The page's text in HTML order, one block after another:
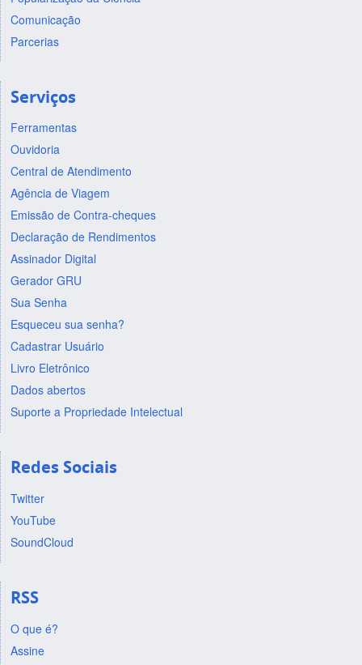
Comunicação
Parcerias
Serviços
Ferramentas
Ouvidoria
Central de Atendimento
Agência de Viagem
Emissão de Contra-cheques
Declaração de Rendimentos
Assinador Digital
Gerador GRU
Sua Senha
Esqueceu sua senha?
Cadastrar Usuário
Livro Eletrônico
Dados abertos
Suporte a Propriedade Intelectual
Redes Sociais
Twitter
YouTube
SoundCloud
RSS
O que é?
Assine